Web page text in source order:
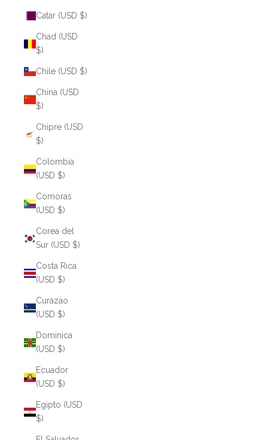
Catar (USD $)
Chad (USD
$)
Chile (USD $)
China (USD
$)
Chipre (USD
$)
Colombia
(USD $)
Comoras
(USD $)
Corea del
Sur (USD $)
Costa Rica
(USD $)
Curazao
(USD $)
Dominica
(USD $)
Ecuador
(USD $)
Egipto (USD
$)